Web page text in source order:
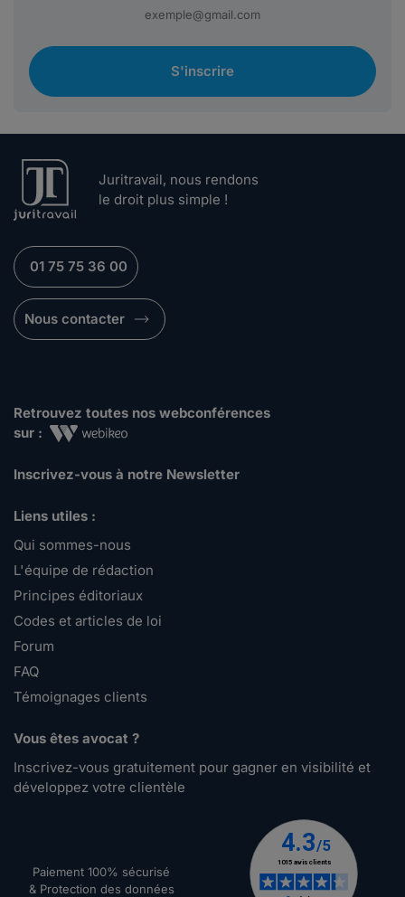
S'inscrire
Juritravail, nous rendons
le droit plus simple !
01 75 75 36 00
Nous contacter
Retrouvez toutes nos webconférences
sur :
Inscrivez-vous à notre Newsletter
Liens utiles :
Qui sommes-nous
L'équipe de rédaction
Principes éditoriaux
Codes et articles de loi
Forum
FAQ
Témoignages clients
Vous êtes avocat ?
Inscrivez-vous gratuitement pour gagner en visibilité et
développez votre clientèle
Paiement 100% sécurisé
& Protection des données